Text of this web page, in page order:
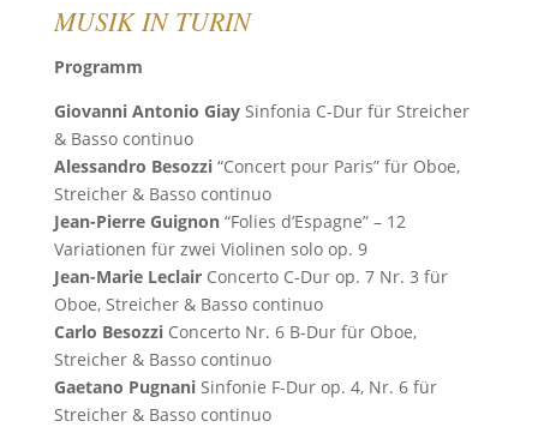
MUSIK IN TURIN
Programm
Giovanni Antonio GiaySinfonia C-Dur für Streicher
& Basso continuo
Alessandro Besozzi“Concert pour Paris” für Oboe,
Streicher & Basso continuo
Jean-Pierre Guignon“Folies d’Espagne” – 12
Variationen für zwei Violinen solo op. 9
Jean-Marie LeclairConcerto C-Dur op. 7 Nr. 3 für
Oboe, Streicher & Basso continuo
Carlo BesozziConcerto Nr. 6 B-Dur für Oboe,
Streicher & Basso continuo
Gaetano PugnaniSinfonie F-Dur op. 4, Nr. 6 für
Streicher & Basso continuo